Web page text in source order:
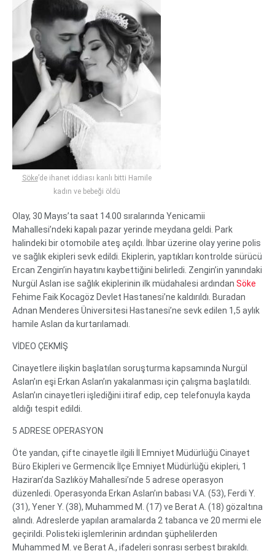
Söke’de ihanet iddiası kanlı bitti Hamile
kadın ve bebeği öldü
Olay, 30 Mayıs’ta saat 14.00 sıralarında Yenicamii
Mahallesi’ndeki kapalı pazar yerinde meydana geldi. Park
halindeki bir otomobile ateş açıldı. İhbar üzerine olay yerine polis
ve sağlık ekipleri sevk edildi. Ekiplerin, yaptıkları kontrolde sürücü
Ercan Zengin’in hayatını kaybettiğini belirledi. Zengin’in yanındaki
Nurgül Aslan ise sağlık ekiplerinin ilk müdahalesi ardından Söke
Fehime Faik Kocagöz Devlet Hastanesi’ne kaldırıldı. Buradan
Adnan Menderes Üniversitesi Hastanesi’ne sevk edilen 1,5 aylık
hamile Aslan da kurtarılamadı.
VİDEO ÇEKMİŞ
Cinayetlere ilişkin başlatılan soruşturma kapsamında Nurgül
Aslan’ın eşi Erkan Aslan’ın yakalanması için çalışma başlatıldı.
Aslan’ın cinayetleri işlediğini itiraf edip, cep telefonuyla kayda
aldığı tespit edildi.
5 ADRESE OPERASYON
Öte yandan, çifte cinayetle ilgili İl Emniyet Müdürlüğü Cinayet
Büro Ekipleri ve Germencik İlçe Emniyet Müdürlüğü ekipleri, 1
Haziran’da Sazlıköy Mahallesi’nde 5 adrese operasyon
düzenledi. Operasyonda Erkan Aslan’ın babası V.A. (53), Ferdi Y.
(31), Yener Y. (38), Muhammed M. (17) ve Berat A. (18) gözaltına
alındı. Adreslerde yapılan aramalarda 2 tabanca ve 20 mermi ele
geçirildi. Polisteki işlemlerinin ardından şüphelilerden
Muhammed M. ve Berat A., ifadeleri sonrası serbest bırakıldı.